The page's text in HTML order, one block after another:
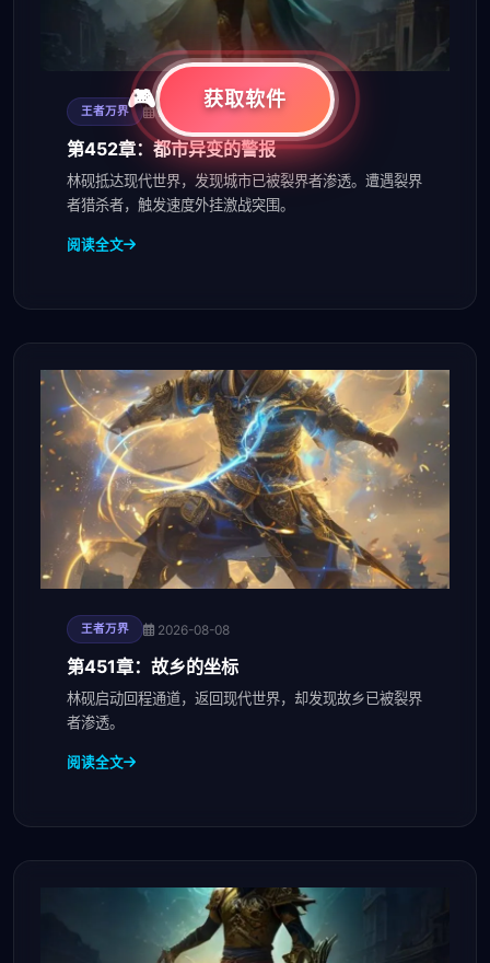
王者万界 2026-08-08
第452章：都市异变的警报
林砚抵达现代世界，发现城市已被裂界者渗透。遭遇裂界
者猎杀者，触发速度外挂激战突围。
阅读全文
王者万界 2026-08-08
第451章：故乡的坐标
林砚启动回程通道，返回现代世界，却发现故乡已被裂界
者渗透。
阅读全文
获取软件